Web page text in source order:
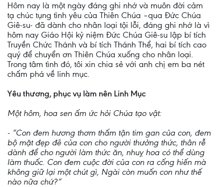
Hôm nay là một ngày đáng ghi nhớ và muôn đời cảm
tạ chúc tụng tình yêu của Thiên Chúa –qua Đức Chúa
Giê-su- đã dành cho nhân loại tội lỗi, đáng ghi nhớ là vì
hôm nay Giáo Hội kỷ niệm Đức Chúa Giê-su lập bí tích
Truyền Chức Thánh và bí tích Thánh Thể, hai bí tích cao
quý để chuyển ơn Thiên Chúa xuống cho nhân loại.
Trong tâm tình đó, tôi xin chia sẻ với anh chị em ba nét
chấm phá về linh mục.
Yêu thương, phục vụ làm nên Linh Mục
Một hôm, hoa sen ấm ức hỏi Chúa tạo vật:
- “Con đem hương thơm thấm tận tim gan của con, đem
bộ mặt đẹp đẽ của con cho người thưởng thức, thân rễ
dành để cho người làm thức ăn, nhuỵ hoa có thể dùng
làm thuốc. Con đem cuộc đời của con ra cống hiến mà
không giữ lại một chút gì, Ngài còn muốn con như thế
nào nữa chứ?”